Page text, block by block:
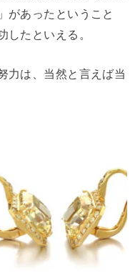
があったということ
したといえる。
力は、当然と言えば当